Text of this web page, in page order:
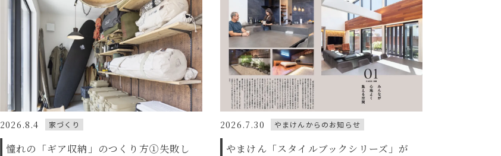
2026.8.4 家づくり
憧れの「ギア収納」のつくり方①失敗し
2026.7.30 やまけんからのお知らせ
やまけん「スタイルブックシリーズ」が